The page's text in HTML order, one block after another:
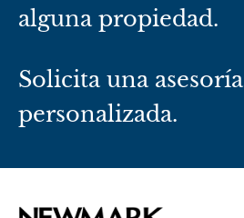
alguna propiedad.
Solicita una asesoría
personalizada.